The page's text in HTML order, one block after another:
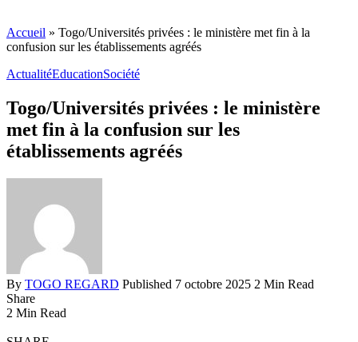
Accueil » Togo/Universités privées : le ministère met fin à la
confusion sur les établissements agréés
ActualitéEducationSociété
Togo/Universités privées : le ministère
met fin à la confusion sur les
établissements agréés
By TOGO REGARD Published 7 octobre 2025 2 Min Read
Share
2 Min Read